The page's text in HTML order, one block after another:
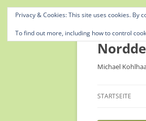
Michael
STARTSEITE
Privacy & Cookies: This site uses cookies. By
To find out more, including how to control